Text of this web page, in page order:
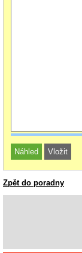
Zpět do poradny